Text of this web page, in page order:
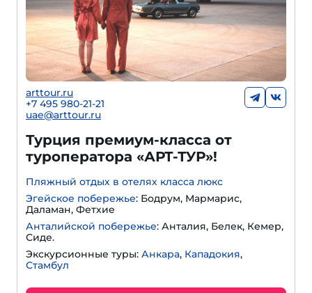
arttour.ru
+7 495 980-21-21
uae@arttour.ru
Турция премиум-класса от
туроператора «АРТ-ТУР»!
Пляжный отдых в отелях класса люкс
Эгейское побережье: Бодрум, Мармарис,
Даламан, Фетхие
Анталийской побережье: Анталия, Белек, Кемер,
Сиде.
Экскурсионные туры: Анкара, Кападокия,
Стамбул